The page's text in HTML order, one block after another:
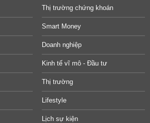
Thị trường chứng khoán
Smart Money
Doanh nghiệp
Kinh tế vĩ mô - Đầu tư
Thị trường
Lifestyle
Lịch sự kiện